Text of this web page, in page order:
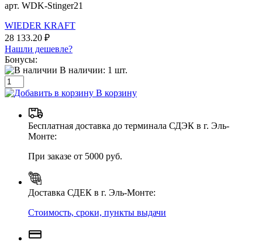
арт. WDK-Stinger21
WIEDER KRAFT
28 133.20 ₽
Нашли дешевле?
Бонусы:
В наличии: 1 шт.
В корзину
Бесплатная доставка до терминала СДЭК в г. Эль-
Монте:
При заказе от 5000 руб.
Доставка СДЕК в г. Эль-Монте:
Стоимость, сроки, пункты выдачи